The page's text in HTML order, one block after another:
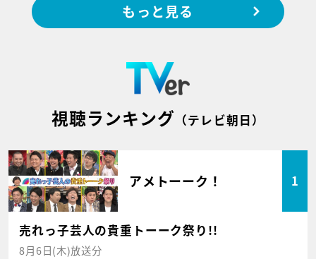
もっと見る
視聴ランキング （テレビ朝日）
アメトーーク！ 1
売れっ子芸人の貴重トーーク祭り!!
8月6日(木)放送分